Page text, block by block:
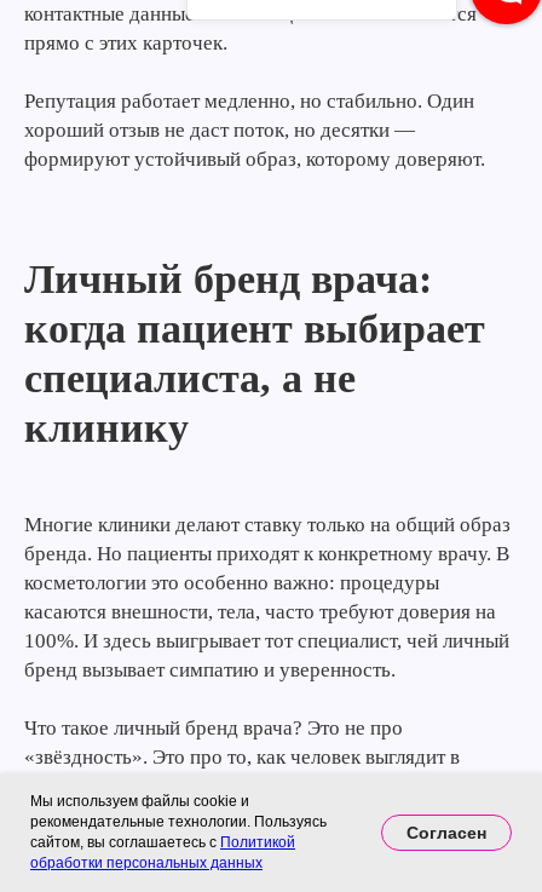
контактные данные. Часто пациенты записываются
прямо с этих карточек.
Репутация работает медленно, но стабильно. Один
хороший отзыв не даст поток, но десятки —
формируют устойчивый образ, которому доверяют.
Личный бренд врача:
когда пациент выбирает
специалиста, а не
клинику
Многие клиники делают ставку только на общий образ
бренда. Но пациенты приходят к конкретному врачу. В
косметологии это особенно важно: процедуры
касаются внешности, тела, часто требуют доверия на
100%. И здесь выигрывает тот специалист, чей личный
бренд вызывает симпатию и уверенность.
Что такое личный бренд врача? Это не про
«звёздность». Это про то, как человек выглядит в
блогах. Насколько он открыт, понятен, убедителен.
Пациенту важно:
Мы используем файлы cookie и
рекомендательные технологии. Пользуясь
сайтом, вы соглашаетесь с Политикой
обработки персональных данных
Согласен